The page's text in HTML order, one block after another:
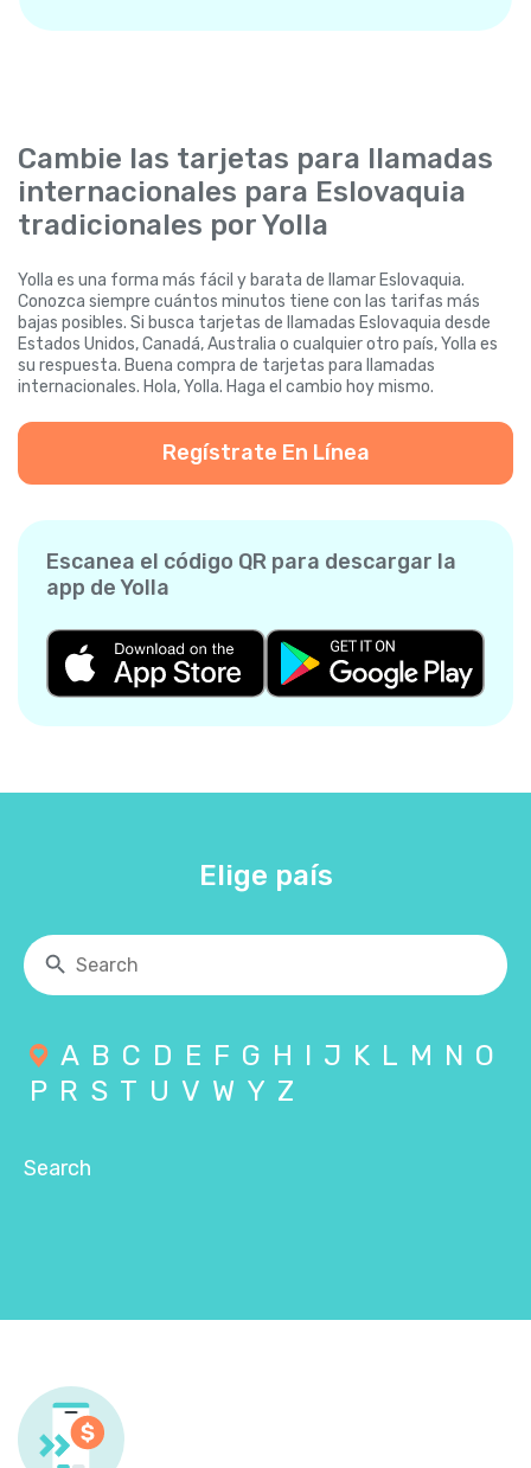
Cambie las tarjetas para llamadas
internacionales para Eslovaquia
tradicionales por Yolla
Yolla es una forma más fácil y barata de llamar Eslovaquia.
Conozca siempre cuántos minutos tiene con las tarifas más
bajas posibles. Si busca tarjetas de llamadas Eslovaquia desde
Estados Unidos, Canadá, Australia o cualquier otro país, Yolla es
su respuesta. Buena compra de tarjetas para llamadas
internacionales. Hola, Yolla. Haga el cambio hoy mismo.
Regístrate En Línea
Escanea el código QR para descargar la
app de Yolla
Elige país
A B C D E F G H I J K L M N O
P R S T U V W Y Z
Search